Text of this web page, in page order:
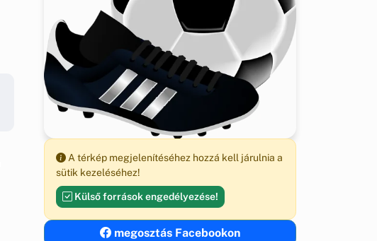
A térkép megjelenítéséhez hozzá kell járulnia a
sütik kezeléséhez!
Külső források engedélyezése!
megosztás Facebookon